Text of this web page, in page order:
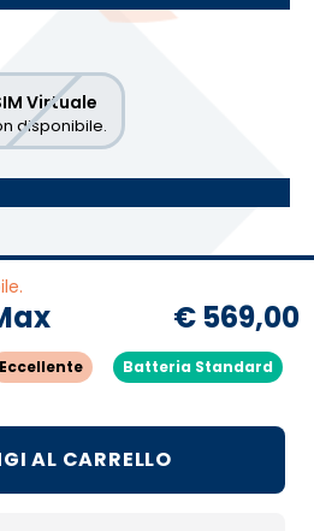
Virtuale
disponibile.
€ 569,00
Eccellente Batteria Standard
AL CARRELLO